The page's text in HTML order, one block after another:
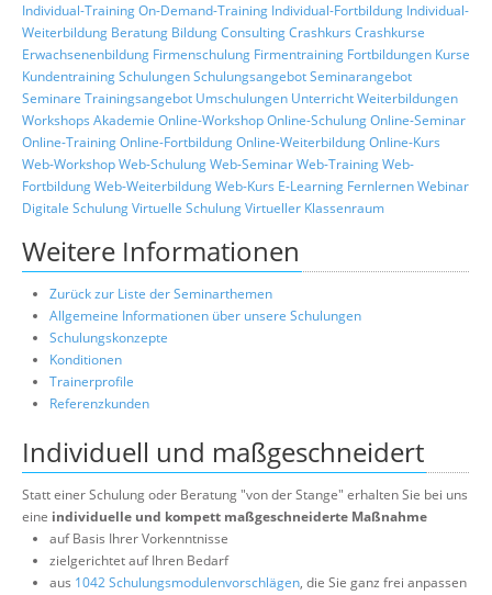
Individual-TrainingOn-Demand-Training Individual-Fortbildung Individual-
Weiterbildung Beratung BildungConsultingCrashkurs Crashkurse
Erwachsenenbildung Firmenschulung Firmentraining Fortbildungen Kurse
KundentrainingSchulungenSchulungsangebotSeminarangebot
Seminare Trainingsangebot Umschulungen UnterrichtWeiterbildungen
Workshops Akademie Online-WorkshopOnline-SchulungOnline-Seminar
Online-TrainingOnline-FortbildungOnline-WeiterbildungOnline-Kurs
Web-WorkshopWeb-SchulungWeb-SeminarWeb-TrainingWeb-
FortbildungWeb-WeiterbildungWeb-Kurs E-Learning FernlernenWebinar
Digitale SchulungVirtuelle SchulungVirtueller Klassenraum
Weitere Informationen
Zurück zur Liste der Seminarthemen
Allgemeine Informationen über unsere Schulungen
Schulungskonzepte
Konditionen
Trainerprofile
Referenzkunden
Individuell und maßgeschneidert
Statt einer Schulung oder Beratung "von der Stange" erhalten Sie bei uns
eine individuelle und kompett maßgeschneiderte Maßnahme
auf Basis Ihrer Vorkenntnisse
zielgerichtet auf Ihren Bedarf
aus 1042 Schulungsmodulenvorschlägen, die Sie ganz frei anpassen